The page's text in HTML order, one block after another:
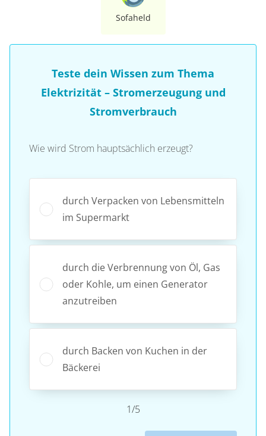
Sofaheld
Teste dein Wissen zum Thema
Elektrizität – Stromerzeugung und
Stromverbrauch
Wie wird Strom hauptsächlich erzeugt?
durch Verpacken von Lebensmitteln
im Supermarkt
durch die Verbrennung von Öl, Gas
oder Kohle, um einen Generator
anzutreiben
durch Backen von Kuchen in der
Bäckerei
1/5